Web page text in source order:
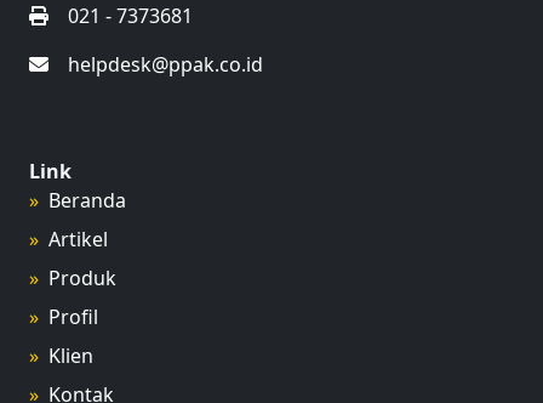
021 - 7373681
helpdesk@ppak.co.id
Link
Beranda
Artikel
Produk
Profil
Klien
Kontak